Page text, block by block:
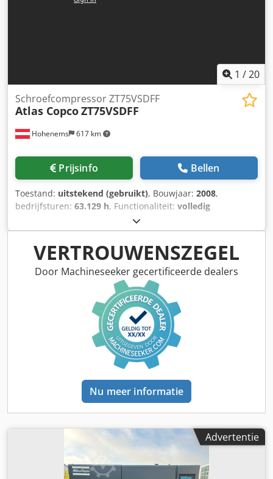
1 /20
Hohenems 617 km
Schroefcompressor ZT75VSDFF
Atlas CopcoZT75VSDFF
Prijsinfo Bellen
Toestand: uitstekend (gebruikt), Bouwjaar: 2008,
bedrijfsturen: 63.129 h, Functionaliteit: volledig
, Schroefcompressor Atlas Copco ZT75VSDFF
Csdpfx Aeyycczea Tjrf Frequentieregelaar en droger
geïntegreerd. 75 kW 8,75 bar 13,20 m3/min Bouwjaar: 2008
Bedrijfsuren: 63.129
VERTROUWENSZEGEL
Door Machineseeker gecertificeerde dealers
Nu meer informatie
Advertentie